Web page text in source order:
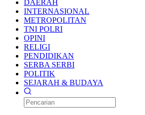
DAERAH
INTERNASIONAL
METROPOLITAN
TNI POLRI
OPINI
RELIGI
PENDIDIKAN
SERBA SERBI
POLITIK
SEJARAH & BUDAYA